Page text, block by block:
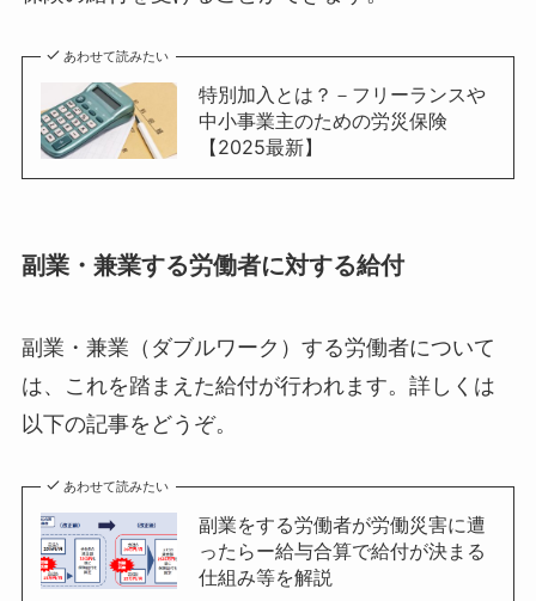
あわせて読みたい
特別加入とは？－フリーランスや
中小事業主のための労災保険
【2025最新】
副業・兼業する労働者に対する給付
副業・兼業（ダブルワーク）する労働者について
は、これを踏まえた給付が行われます。詳しくは
以下の記事をどうぞ。
あわせて読みたい
副業をする労働者が労働災害に遭
ったらー給与合算で給付が決まる
仕組み等を解説